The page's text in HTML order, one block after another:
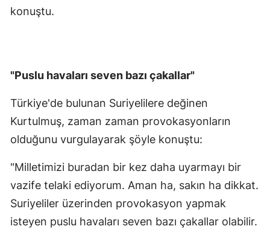
konuştu.
"Puslu havaları seven bazı çakallar"
Türkiye'de bulunan Suriyelilere değinen
Kurtulmuş, zaman zaman provokasyonların
olduğunu vurgulayarak şöyle konuştu:
"Milletimizi buradan bir kez daha uyarmayı bir
vazife telaki ediyorum. Aman ha, sakın ha dikkat.
Suriyeliler üzerinden provokasyon yapmak
isteyen puslu havaları seven bazı çakallar olabilir.